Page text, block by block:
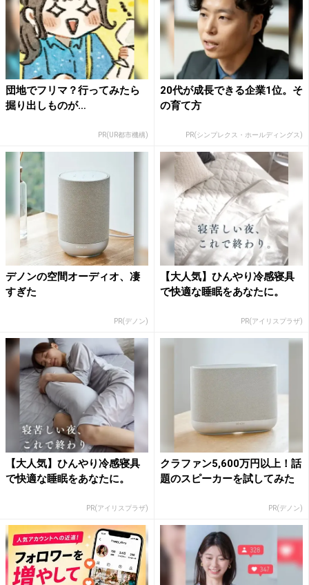
団地でフリマ？行ってみたら
掘り出しものが…
PR(UR都市機構)
20代が成長できる企業1位。そ
の育て方
PR(シンプレクス・ホールディングス)
デノンの空間オーディオ、凄
すぎた
PR(デノン)
【大人気】ひんやり冷感寝具
で快適な睡眠をあなたに。
PR(アイリスプラザ)
【大人気】ひんやり冷感寝具
で快適な睡眠をあなたに。
PR(アイリスプラザ)
クラファン5,600万円以上！話
題のスピーカーを試してみた
PR(デノン)